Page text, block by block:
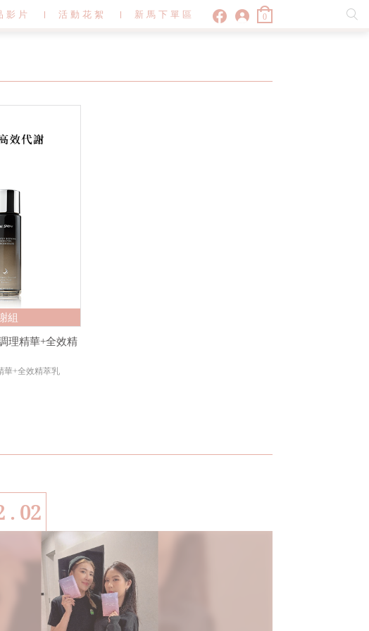
影片 活動花絮 新馬下單區 0
組
理精華+全效精
華+全效精萃乳
你不能不知
?大概就是每個女
由台、韓聯手跨國打造的Magic 25系列洋溢青春駐留的幸福
感，其中，Magic 25絕對天使氣墊粉餅上市後低調熱賣，上妝
同時保養的訴求，柔焦效果有如自帶仙女濾鏡，為W.SHOW揮
軍彩妝市場先預留伏筆。
. 02